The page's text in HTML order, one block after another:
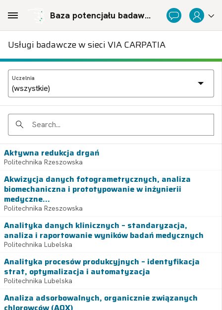
Baza potencjału badawczego Politechnicznej Sieci Via Carpatia im. Prezydenta RP Lecha Kaczyńskiego
Usługi badawcze w sieci VIA CARPATIA
Uczelnia
Search
Aktywna redukcja drgań
Politechnika Rzeszowska
Akwizycja danych fotogrametrycznych, analiza
biomechaniczna i prototypowanie w inżynierii
medyczne...
Politechnika Rzeszowska
Analityka danych klinicznych – standaryzacja,
analiza i raportowanie wyników badań medycznych
Politechnika Lubelska
Analityka procesów produkcyjnych – identyfikacja
strat, optymalizacja i automatyzacja
Politechnika Lubelska
Analiza adsorbowalnych, organicznie związanych